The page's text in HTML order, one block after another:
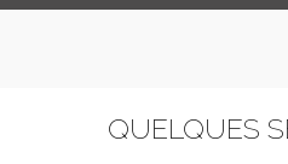
QUELQUES